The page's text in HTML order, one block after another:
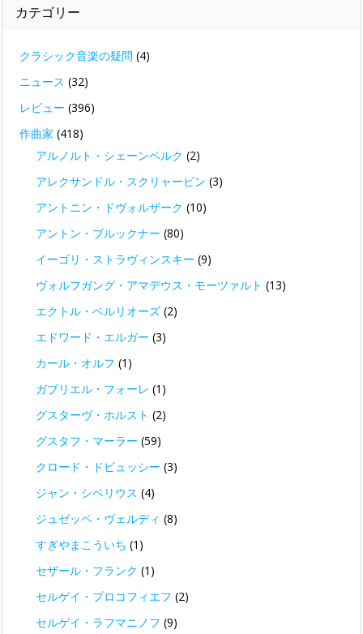
カテゴリー
クラシック音楽の疑問 (4)
ニュース (32)
レビュー (396)
作曲家 (418)
アルノルト・シェーンベルク (2)
アレクサンドル・スクリャービン (3)
アントニン・ドヴォルザーク (10)
アントン・ブルックナー (80)
イーゴリ・ストラヴィンスキー (9)
ヴォルフガング・アマデウス・モーツァルト (13)
エクトル・ベルリオーズ (2)
エドワード・エルガー (3)
カール・オルフ (1)
ガブリエル・フォーレ (1)
グスターヴ・ホルスト (2)
グスタフ・マーラー (59)
クロード・ドビュッシー (3)
ジャン・シベリウス (4)
ジュゼッペ・ヴェルディ (8)
すぎやまこういち (1)
セザール・フランク (1)
セルゲイ・プロコフィエフ (2)
セルゲイ・ラフマニノフ (9)